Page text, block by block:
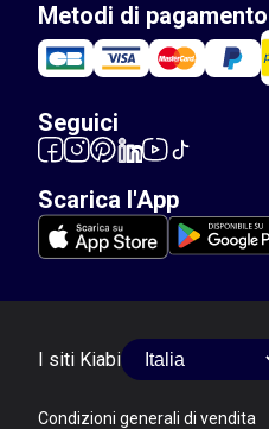
Metodi di pagamento
Seguici
Scarica l'App
I siti Kiabi
Condizioni generali di vendita